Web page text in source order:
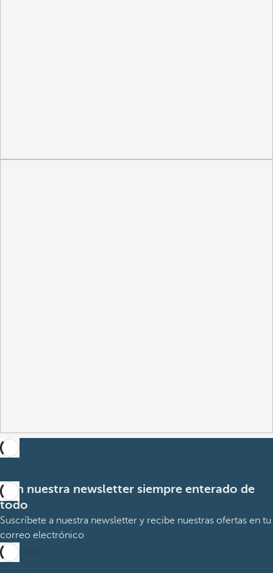
Con nuestra newsletter siempre enterado de
todo
Suscríbete a nuestra newsletter y recibe nuestras ofertas en tu
correo electrónico
Suscribirme